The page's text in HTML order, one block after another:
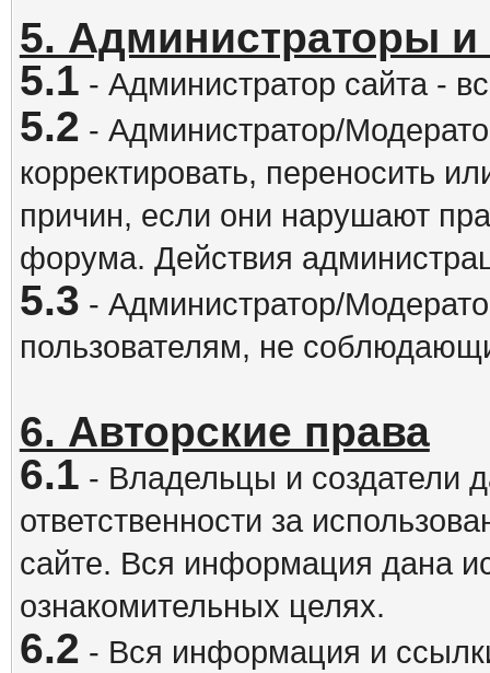
5. Администраторы
5.1 - Администратор сайта -
5.2 - Администратор/
корректировать, переносить
причин, если они нарушают
форума. Действия
5.3 - Администратор/
пользователям, не
6. Авторские права
6.1 - Владельцы и создатели
ответственности за
сайте. Вся информация дана
ознакомительных целях.
6.2 - Вся информация и